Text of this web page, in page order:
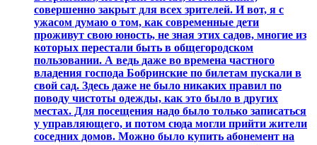
совершенно закрыт для всех зрителей. И вот, я с
ужасом думаю о том, как современные дети
проживут свою юность, не зная этих садов, многие из
которых перестали быть в общегородском
пользовании. А ведь даже во времена частного
владения господа Бобринские по билетам пускали в
свой сад. Здесь даже не было никаких правил по
поводу чистоты одежды, как это было в других
местах. Для посещения надо было только записаться
у управляющего, и потом сюда могли прийти жители
соседних домов. Можно было купить абонемент на